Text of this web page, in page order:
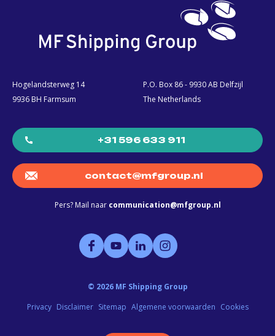
Hogelandsterweg 14
9936 BH Farmsum
P.O. Box 86 - 9930 AB Delfzijl
The Netherlands
+31 596 633 911
contact@mfgroup.nl
Pers? Mail naar communication@mfgroup.nl
© 2026 MF Shipping Group
Privacy Disclaimer Sitemap Algemene voorwaarden Cookies